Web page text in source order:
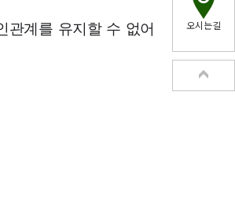
관계를 유지할 수 없어
오시는길